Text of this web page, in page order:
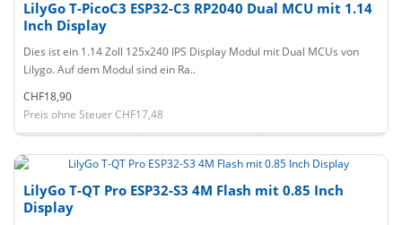
LilyGo T-PicoC3 ESP32-C3 RP2040 Dual MCU mit 1.14
Inch Display
Dies ist ein 1.14 Zoll 125x240 IPS Display Modul mit Dual MCUs von
Lilygo. Auf dem Modul sind ein Ra..
CHF18,90
Preis ohne Steuer CHF17,48
LilyGo T-QT Pro ESP32-S3 4M Flash mit 0.85 Inch
Display